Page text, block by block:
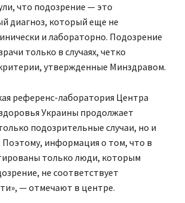
что подозрение — это
диагноз, который еще не
и лабораторно. Подозрение
только в случаях, четко
утвержденные Минздравом.
референс-лаборатория Центра
Украины продолжает
подозрительные случаи, но и
Поэтому, информация о том, что в
только люди, которым
не соответствует
— отмечают в центре.